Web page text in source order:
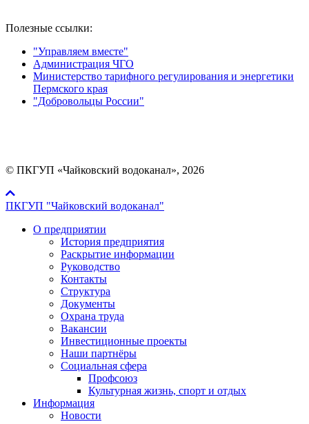
Полезные ссылки:
"Управляем вместе"
Администрация ЧГО
Министерство тарифного регулирования и энергетики
Пермского края
"Добровольцы России"
© ПКГУП «Чайковский водоканал», 2026
ПКГУП "Чайковский водоканал"
О предприятии
История предприятия
Раскрытие информации
Руководство
Контакты
Структура
Документы
Охрана труда
Вакансии
Инвестиционные проекты
Наши партнёры
Социальная сфера
Профсоюз
Культурная жизнь, спорт и отдых
Информация
Новости